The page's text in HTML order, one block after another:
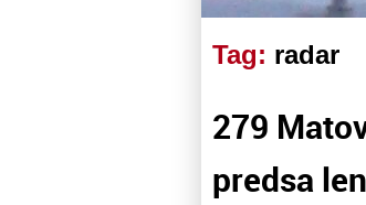
Tag: radar
279
predsa